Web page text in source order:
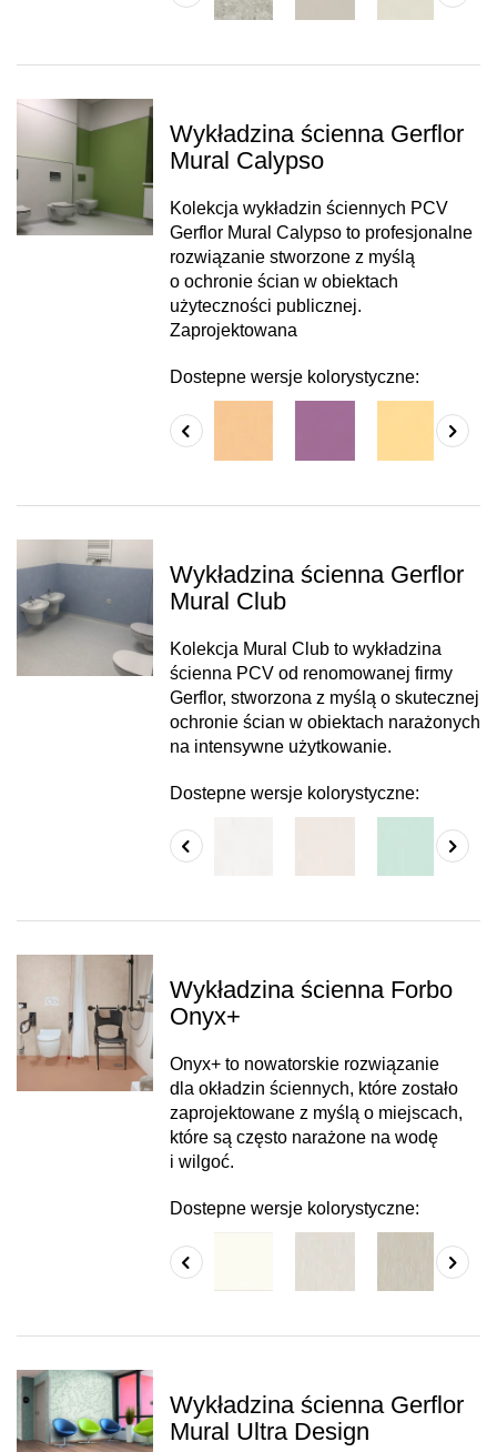
Wykładzina ścienna Gerflor
Mural Calypso
Kolekcja wykładzin ściennych PCV
Gerflor Mural Calypso to profesjonalne
rozwiązanie stworzone z myślą
o ochronie ścian w obiektach
użyteczności publicznej.
Zaprojektowana
Dostepne wersje kolorystyczne:
Wykładzina ścienna Gerflor
Mural Club
Kolekcja Mural Club to wykładzina
ścienna PCV od renomowanej firmy
Gerflor, stworzona z myślą o skutecznej
ochronie ścian w obiektach narażonych
na intensywne użytkowanie.
Dostepne wersje kolorystyczne:
Wykładzina ścienna Forbo
Onyx+
Onyx+ to nowatorskie rozwiązanie
dla okładzin ściennych, które zostało
zaprojektowane z myślą o miejscach,
które są często narażone na wodę
i wilgoć.
Dostepne wersje kolorystyczne:
Wykładzina ścienna Gerflor
Mural Ultra Design